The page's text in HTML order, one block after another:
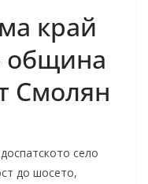
край
община
Смолян
село
до шосето,